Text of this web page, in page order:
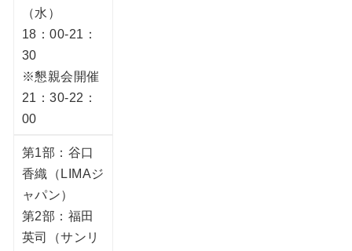
（水）
18：00-21：
30
※懇親会開催
21：30-22：
00
第1部：谷口
香織（LIMAジ
ャパン）
第2部：福田
英司（サンリ